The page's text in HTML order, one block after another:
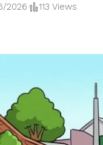
2026 113 Views